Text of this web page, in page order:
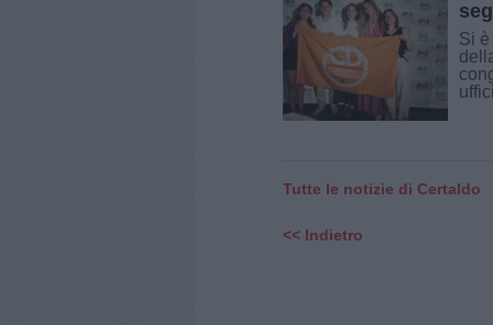
Si
Tutte le notizie di Certaldo
<< Indietro